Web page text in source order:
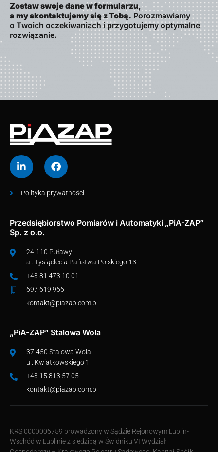
Zostaw swoje dane w formularzu,
a my skontaktujemy się z Tobą. Porozmawiamy
o Twoich oczekiwaniach i przygotujemy optymalne
rozwiązanie.
Polityka prywatności
Przedsiębiorstwo Pomiarów i Automatyki „PiA-ZAP”
Sp. z o.o.
24-110 Puławy
al. Tysiąclecia Państwa Polskiego 13
+48 81 473 10 01
697 619 966
kontakt@piazap.com.pl
„PiA-ZAP” Stalowa Wola
37-450 Stalowa Wola
ul. Kwiatkowskiego 1
+48 15 813 57 05
kontakt@piazap.com.pl
KRS 0000006759 prowadzony w Sądzie Rejonowym Lublin-
Wschód w Lublinie z siedzibą w Świdniku VI Wydział